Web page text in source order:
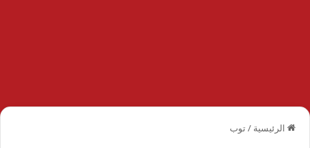
الرئيسية /توب